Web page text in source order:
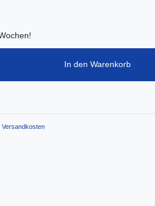
In den Warenkorb
Versandkosten